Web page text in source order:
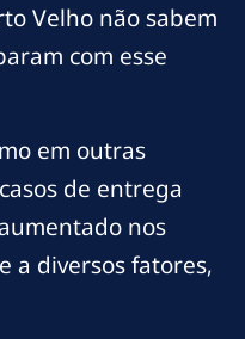
Velho não sabem
com esse
em outras
de entrega
nos
a diversos fatores,